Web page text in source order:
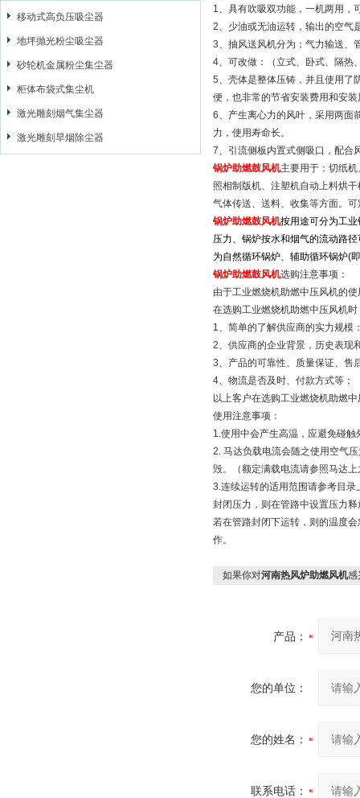
移动式高负压吸尘器
地坪抛光粉尘吸尘器
砂轮机金属粉尘集尘器
柜体布袋式集尘机
激光雕刻烟气集尘器
激光雕刻旱烟除尘器
1、具有吹吸双功能，一机两用，
2、少油或无油运转，输出的
3、抽风送风机分为；气力输送、
4、可改做：（立式、卧式、隔热
5、壳体是整体压铸，并且使用了
便，也非常的节省安装费用和安装
6、产生离心力的风叶，采用两面
力，使用寿命长。
7、引流侧板内置式侧吸口，配合
锅炉助燃鼓风机主要用于：切纸
照相制版机、注塑机自动上料烘
气体传送、送料、收集等方面。
锅炉助燃鼓风机按用途可分为工
压力、锅炉按水和烟气的流动路
为自然循环锅炉、辅助循环锅炉(
锅炉助燃鼓风机选购注意事项：
由于工业燃烧机助燃中压风机的
在选购工业燃烧机助燃中压风机
1、简单的了解供应商的实力规模
2、供应商的企业背景，历史表现
3、产品的可靠性、质量保证、售
4、物流是否及时、付款方式等；
以上客户在选购工业燃烧机助燃
使用注意事项：
1.使用中会产生高温，应避免碰触
2. 马达负载电流会随之使用空气
毁。（额定满载电流请参照马达上
3.连续运转的适用范围请参考目
封闭压力，则在管路中设置压力
若在管路封闭下运转，则的温度
作。
如果你对河南热风炉助燃风机感
产品：
您的单位：
您的姓名：
联系电话：